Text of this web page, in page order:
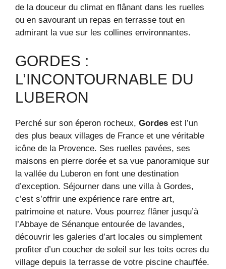
de la douceur du climat en flânant dans les ruelles
ou en savourant un repas en terrasse tout en
admirant la vue sur les collines environnantes.
GORDES :
L’INCONTOURNABLE DU
LUBERON
Perché sur son éperon rocheux, Gordes est l’un
des plus beaux villages de France et une véritable
icône de la Provence. Ses ruelles pavées, ses
maisons en pierre dorée et sa vue panoramique sur
la vallée du Luberon en font une destination
d’exception. Séjourner dans une villa à Gordes,
c’est s’offrir une expérience rare entre art,
patrimoine et nature. Vous pourrez flâner jusqu’à
l’Abbaye de Sénanque entourée de lavandes,
découvrir les galeries d’art locales ou simplement
profiter d’un coucher de soleil sur les toits ocres du
village depuis la terrasse de votre piscine chauffée.